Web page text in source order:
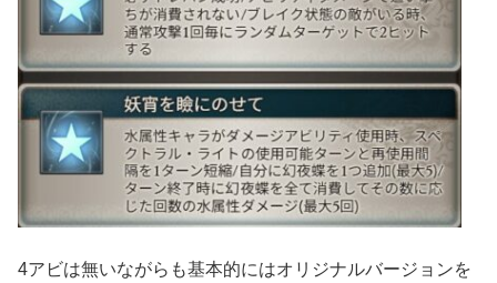
4アビは無いながらも基本的にはオリジナルバージョンを